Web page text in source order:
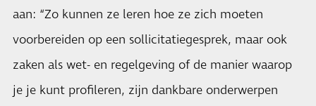
aan: “Zo kunnen ze leren hoe ze zich moeten
voorbereiden op een sollicitatiegesprek, maar ook
zaken als wet- en regelgeving of de manier waarop
je je kunt profileren, zijn dankbare onderwerpen